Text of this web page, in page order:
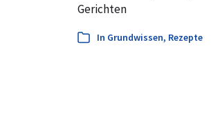
Gerichten
In Grundwissen, Rezepte